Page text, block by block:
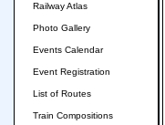
Railway Atlas
Photo Gallery
Events Calendar
Event Registration
List of Routes
Train Compositions